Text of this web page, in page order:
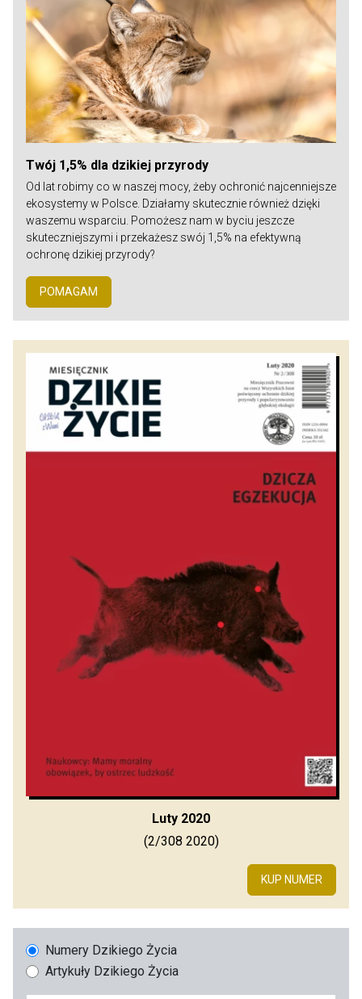
Twój 1,5% dla dzikiej przyrody
Od lat robimy co w naszej mocy, żeby ochronić najcenniejsze
ekosystemy w Polsce. Działamy skutecznie również dzięki
waszemu wsparciu. Pomożesz nam w byciu jeszcze
skuteczniejszymi i przekażesz swój 1,5% na efektywną
ochronę dzikiej przyrody?
POMAGAM
Luty 2020
(2/308 2020)
KUP NUMER
Numery Dzikiego Życia
Artykuły Dzikiego Życia